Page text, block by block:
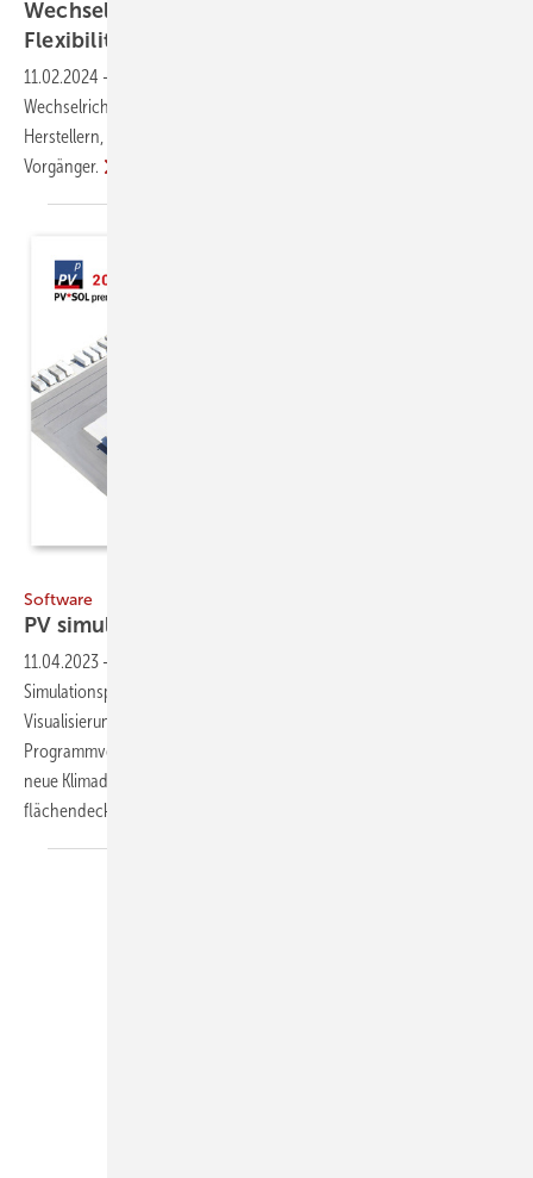
Wechselrichter-Trends – mehr Digitalisierung,
Flexibilität,
11.02.2024 -
Wechselrichter der neuen Generation präsentiert. Glaubt man den
Herstellern, sind sie intelligenter, intuitiver und vernetzter als ihre
Vorgänger.
Software
PV simulieren
11.04.2023 -
Simulationsprogramm zur Planung von Photovoltaikanlagen mit 3D-
Visualisierung und detaillierter Verschattungsanalyse. Die neue
Programmversion wartet mit einigen Neuerungen auf. So stellt sie
neue Klimadaten für Deutschland bereit. Auf Basis von
flächendeckenden...